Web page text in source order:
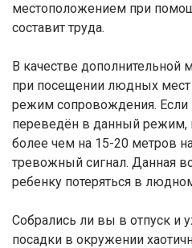
местоположением при
составит труда.
В качестве дополнительной
при посещении людных мест
режим сопровождения. Если
переведён в данный режим,
более чем на 15-20 метров
тревожный сигнал. Данная
ребенку потеряться в
Собрались ли вы в отпуск и
посадки в окружении